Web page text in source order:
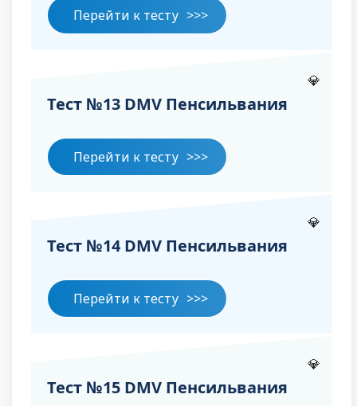
Перейти к тесту
💎
Тест №13 DMV Пенсильвания
Перейти к тесту
💎
Тест №14 DMV Пенсильвания
Перейти к тесту
💎
Тест №15 DMV Пенсильвания